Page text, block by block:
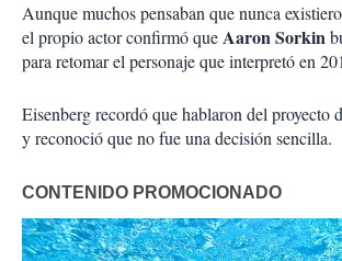
Aunque muchos pensaban que nunca
el propio actor confirmó queAaron Sorkin
para retomar el personaje que interpretó en
Eisenberg recordó que hablaron del proyecto
y reconoció que no fue una decisión sencilla.